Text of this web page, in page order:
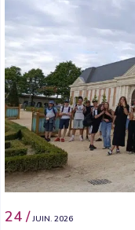
24 / JUIN. 2026